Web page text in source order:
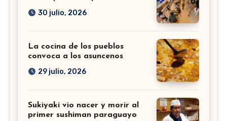
30 julio, 2026
La cocina de los pueblos
convoca a los asuncenos
29 julio, 2026
Sukiyaki vio nacer y morir al
primer sushiman paraguayo